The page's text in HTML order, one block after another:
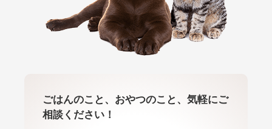
ごはんのこと、おやつのこと、気軽にご
相談ください！